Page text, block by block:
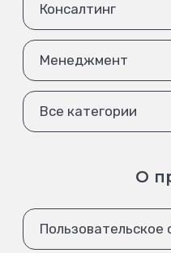
Консалтинг
Менеджмент
Все категории
О
Пользовательское